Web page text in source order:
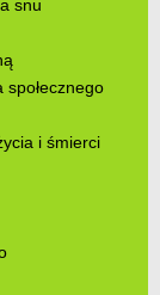
snu
i śmierci